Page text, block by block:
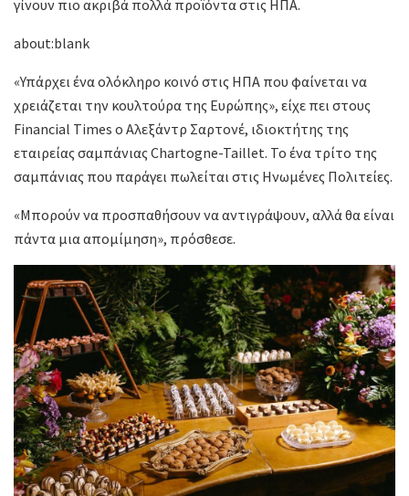
γίνουν πιο ακριβά πολλά προϊόντα στις ΗΠΑ.
about:blank
«Υπάρχει ένα ολόκληρο κοινό στις ΗΠΑ που φαίνεται να
χρειάζεται την κουλτούρα της Ευρώπης», είχε πει στους
Financial Times ο Αλεξάντρ Σαρτονέ, ιδιοκτήτης της
εταιρείας σαμπάνιας Chartogne-Taillet. Το ένα τρίτο της
σαμπάνιας που παράγει πωλείται στις Ηνωμένες Πολιτείες.
«Μπορούν να προσπαθήσουν να αντιγράψουν, αλλά θα είναι
πάντα μια απομίμηση», πρόσθεσε.